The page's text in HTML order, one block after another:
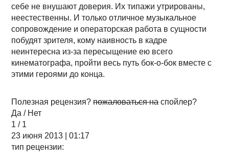
себе не внушают доверия. Их типажи утрированы,
неестественны. И только отличное музыкальное
сопровождение и операторская работа в сущности
побудят зрителя, кому наивность в кадре
неинтересна из-за пересыщение ею всего
кинематографа, пройти весь путь бок-о-бок вместе с
этими героями до конца.
Полезная рецензия?пожаловаться наспойлер?
Да / Нет
1 / 1
23 июня 2013 | 01:17
тип рецензии: